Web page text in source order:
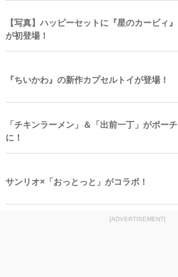
【写真】ハッピーセットに『星のカービィ』
が初登場！
『ちいかわ』の新作カプセルトイが登場！
「チキンラーメン」＆「出前一丁」がポーチ
に！
サンリオ×「おっとっと」がコラボ！
[ADVERTISEMENT]